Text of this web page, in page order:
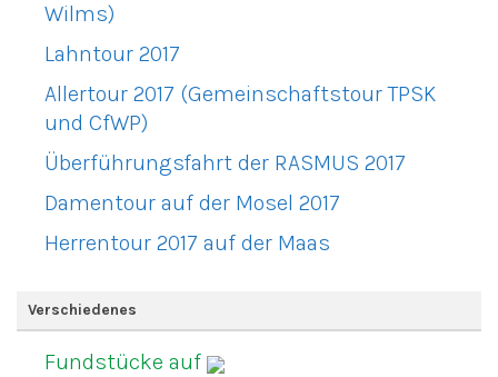
Wilms)
Lahntour 2017
Allertour 2017 (Gemeinschaftstour TPSK
und CfWP)
Überführungsfahrt der RASMUS 2017
Damentour auf der Mosel 2017
Herrentour 2017 auf der Maas
Verschiedenes
Fundstücke auf